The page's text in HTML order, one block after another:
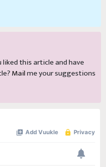
liked this article and have
Mailme your suggestions